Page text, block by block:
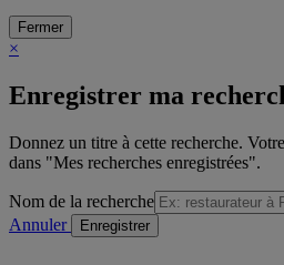
Fermer
×
Enregistrer ma
Donnez un titre à cette recherche.
dans "Mes recherches enregistrées".
Nom de la recherche
Annuler